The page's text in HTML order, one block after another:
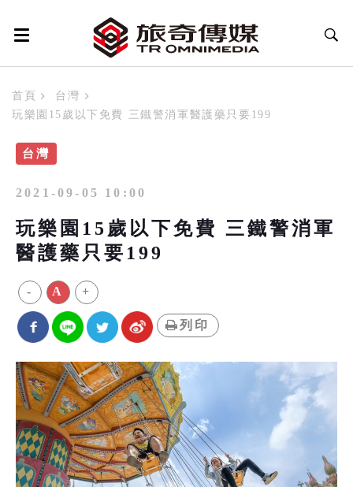
首頁
台灣
玩樂園15歲以下免費 三鐵警消軍醫護藥只要199
台灣
2021-09-05 10:00
玩樂園15歲以下免費 三鐵警消軍
醫護藥只要199
- A +
列印